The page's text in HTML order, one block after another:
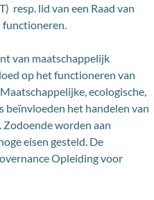
resp. lid van een Raad van
functioneren.
van maatschappelijk
op het functioneren van
ecologische,
beïnvloeden het handelen van
worden aan
eisen gesteld. De
Opleiding voor